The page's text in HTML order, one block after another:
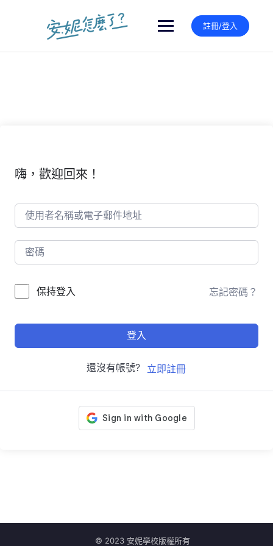
註冊/登入
嗨，歡迎回來！
保持登入 忘記密碼？
登入
還沒有帳號? 立即註冊
© 2023 安妮學校版權所有